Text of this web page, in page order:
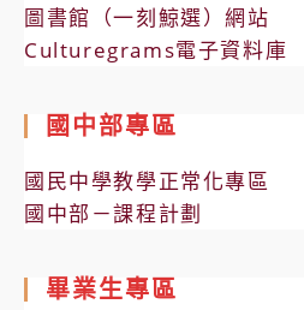
圖書館（一刻鯨選）網站
Culturegrams電子資料庫
國中部專區
國民中學教學正常化專區
國中部－課程計劃
畢業生專區